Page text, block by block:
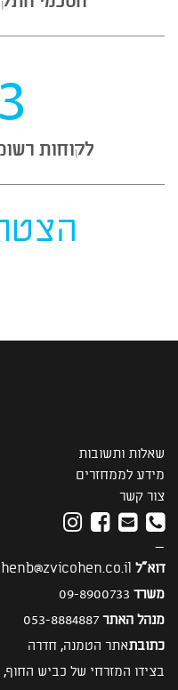
לקוחות
שאלות ותשובות
מידע לממחזרים
צור קשר
—
דוא"ל henb@zvicohen.co.il
משרד 09-8900733
מנהל האתר053-8884887
כתובתאתר הטמנה, חדרה
בצידו המזרחי של כביש החוף,